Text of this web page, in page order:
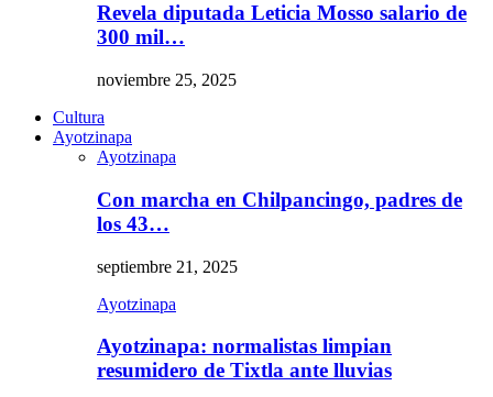
Revela diputada Leticia Mosso salario de
300 mil…
noviembre 25, 2025
Cultura
Ayotzinapa
Ayotzinapa
Con marcha en Chilpancingo, padres de
los 43…
septiembre 21, 2025
Ayotzinapa
Ayotzinapa: normalistas limpian
resumidero de Tixtla ante lluvias